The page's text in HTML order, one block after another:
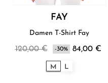
FAY
Damen T-Shirt Fay
120,00 € -30% 84,00 €
M L